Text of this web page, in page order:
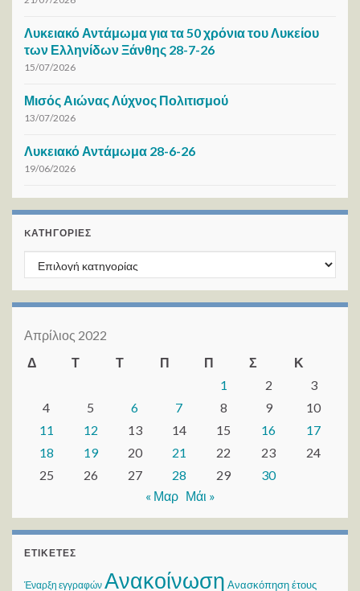
Λυκειακό Αντάμωμα για τα 50 χρόνια του Λυκείου
των Ελληνίδων Ξάνθης 28-7-26
15/07/2026
Μισός Αιώνας Λύχνος Πολιτισμού
13/07/2026
Λυκειακό Αντάμωμα 28-6-26
19/06/2026
KΑΤΗΓΟΡΊΕΣ
Kατηγορίες
Απρίλιος 2022
Δ
Τ Τ Π Π Σ
Κ
1
2
3
4
5 6 7 8 9
10
11
12 13 14 15 16
17
18
19 20 21 22 23
24
25
26 27 28 29
30
« Μαρ Μάι »
ΕΤΙΚΈΤΕΣ
Έναρξη εγγραφών Ανακοίνωση Ανασκόπηση έτους